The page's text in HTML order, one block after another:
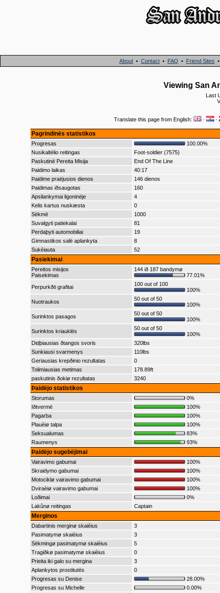
About • Contact • FAQ • Friend Sites
Viewing San
Last
Translate this page from English: · ·
Pagrindinës statistikos
Progresas
100.00%
Nusikaltëlio reitingas
Foot-soldier (7575)
Paskutinë Pereita Misija
End Of The Line
Þaidimo laikas
40:17
Þaidime praëjusios dienos
146 dienos
Þaidimas iðsaugotas
160
Apsilankymai ligoninëje
4
Kelis kartus nuskæsta
0
Sëkmë
1000
Suvalgyti patiekalai
81
Perdaþyti automobiliai
19
Gimnastikos salë aplankyta
8
Sukèiauta
52
Pasiekimai
Pereitos misijos
Paisekimas
144 ið 187 bandymø
77.01%
Perpurkðti grafitai
100 out of 100
100%
Nuotraukos
50 out of 50
100%
Surinktos pasagos
50 out of 50
100%
Surinktos kriauklës
50 out of 50
100%
Didþiausias ðtangos svoris
320lbs
Sunkiausi svarmenys
110lbs
Geriausias krepðinio rezultatas
0
Tolimiausias metimas
178.89ft
paskutinis ðokiø rezultatas
3240
Þaidëjo statistikos
Storumas
0%
Iðtvermë
100%
Pagarba
100%
Plauèiø talpa
100%
Seksualumas
83%
Raumenys
93%
Þaidëjo sugebëjimai
Vairavimo gabumai
100%
Skraidymo gabumai
100%
Motociklø vairavimo gabumai
100%
Dviraèiø vairavimo gabumai
100%
Loðimai
0%
Lakûnø reitingas
Captain
Merginos
Dabartinis merginø skaièius
3
Pasimatymø skaièius
3
Sëkmingø pasimatymø skaièius
5
Tragiðkø pasimatymø skaièius
0
Prieita iki galo su mergina
3
Aplankytos prostitutës
0
Progresas su Denise
28.00%
Progresas su Michelle
0.00%